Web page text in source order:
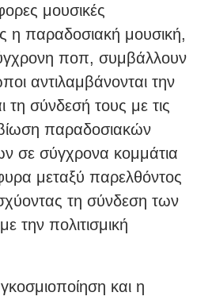
μουσικές
η παραδοσιακή μουσική,
ποπ, συμβάλλουν
αντιλαμβάνονται την
τη σύνδεσή τους με τις
παραδοσιακών
σε σύγχρονα κομμάτια
μεταξύ παρελθόντος
τη σύνδεση των
την πολιτισμική
και η